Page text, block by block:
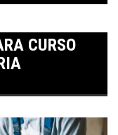
CURSO